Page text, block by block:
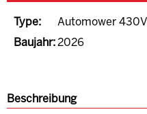
Type:
Automower
Baujahr: 2026
Beschreibung